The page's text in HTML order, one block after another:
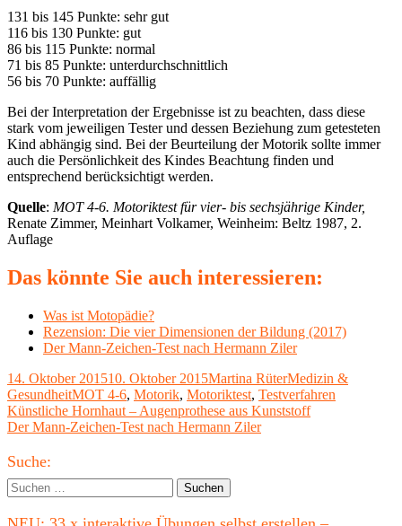
131 bis 145 Punkte: sehr gut
116 bis 130 Punkte: gut
86 bis 115 Punkte: normal
71 bis 85 Punkte: unterdurchschnittlich
56 bis 70 Punkte: auffällig
Bei der Interpretation der Ergebnisse ist zu beachten, dass diese
stark vom jeweiligen Tester und dessen Beziehung zum getesteten
Kind abhängig sind. Bei der Beurteilung der Motorik sollte immer
auch die Persönlichkeit des Kindes Beachtung finden und
entsprechend berücksichtigt werden.
Quelle: MOT 4-6. Motoriktest für vier- bis sechsjährige Kinder,
Renate Zimmer, Meinhart Volkamer, Weinheim: Beltz 1987, 2.
Auflage
Das könnte Sie auch interessieren:
Was ist Motopädie?
Rezension: Die vier Dimensionen der Bildung (2017)
Der Mann-Zeichen-Test nach Hermann Ziler
Veröffentlicht
am
14. Oktober 201510. Oktober 2015Autor
Martina RüterKategorien
Medizin &
GesundheitSchlagwörter
MOT 4-6, Motorik, Motoriktest, Testverfahren
Beitragsnavigation
Vorheriger
Beitrag:
Künstliche Hornhaut – Augenprothese aus Kunststoff
Nächster
Der Mann-Zeichen-Test nach Hermann Ziler
Haupt-
Seitenleiste
Suche:
Suchen
nach: